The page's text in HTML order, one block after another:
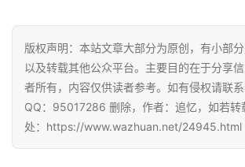
版权声明：本站文章大部分为原创，有小部
以及转载其他公众平台。主要目的在于分享
者所有，内容仅供读者参考。如有侵权请联
QQ：95017286 删除，作者：追忆，如若转
处：https://www.wazhuan.net/24945.html